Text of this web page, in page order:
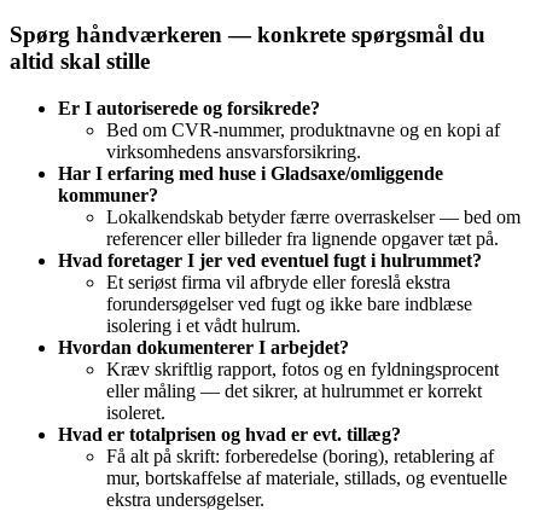
Spørg håndværkeren — konkrete spørgsmål du
altid skal stille
Er I autoriserede og forsikrede?
Bed om CVR‑nummer, produktnavne og en kopi af
virksomhedens ansvarsforsikring.
Har I erfaring med huse i Gladsaxe/omliggende
kommuner?
Lokalkendskab betyder færre overraskelser — bed om
referencer eller billeder fra lignende opgaver tæt på.
Hvad foretager I jer ved eventuel fugt i hulrummet?
Et seriøst firma vil afbryde eller foreslå ekstra
forundersøgelser ved fugt og ikke bare indblæse
isolering i et vådt hulrum.
Hvordan dokumenterer I arbejdet?
Kræv skriftlig rapport, fotos og en fyldningsprocent
eller måling — det sikrer, at hulrummet er korrekt
isoleret.
Hvad er totalprisen og hvad er evt. tillæg?
Få alt på skrift: forberedelse (boring), retablering af
mur, bortskaffelse af materiale, stillads, og eventuelle
ekstra undersøgelser.